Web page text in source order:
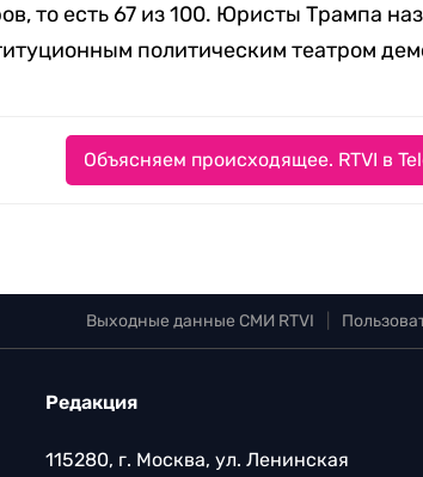
то есть 67 из 100. Юристы Трампа
политическим театром
Объясняем происходящее. RTVI в
Выходные данные СМИ RTVI
Редакция
115280, г. Москва, ул. Ленинская